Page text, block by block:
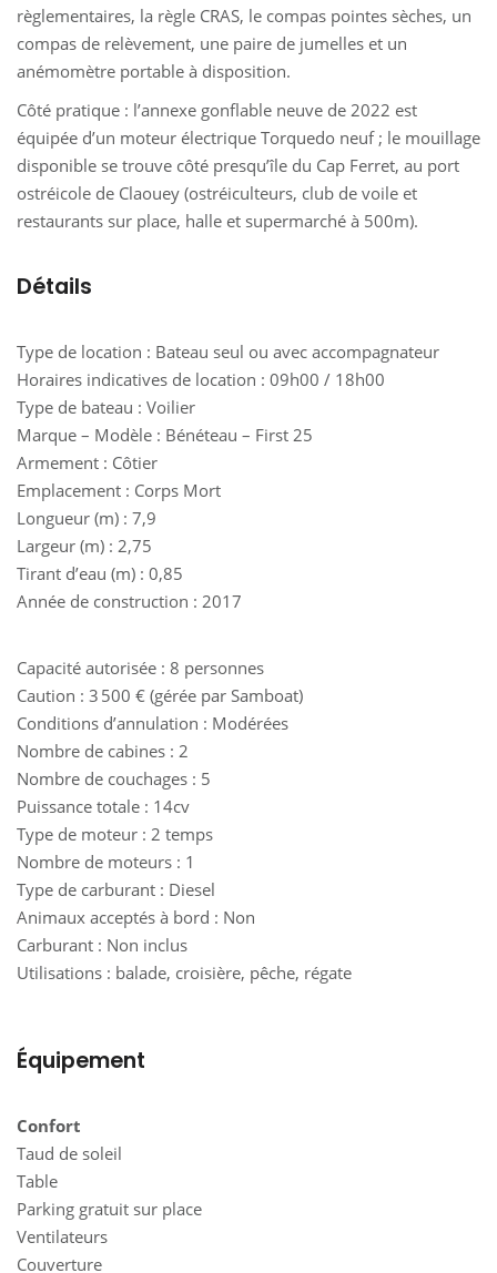
règlementaires, la règle CRAS, le compas pointes sèches, un
compas de relèvement, une paire de jumelles et un
anémomètre portable à disposition.
Côté pratique : l’annexe gonflable neuve de 2022 est
équipée d’un moteur électrique Torquedo neuf ; le mouillage
disponible se trouve côté presqu’île du Cap Ferret, au port
ostréicole de Claouey (ostréiculteurs, club de voile et
restaurants sur place, halle et supermarché à 500m).
Détails
Type de location : Bateau seul ou avec accompagnateur
Horaires indicatives de location : 09h00 / 18h00
Type de bateau : Voilier
Marque – Modèle : Bénéteau – First 25
Armement : Côtier
Emplacement : Corps Mort
Longueur (m) : 7,9
Largeur (m) : 2,75
Tirant d’eau (m) : 0,85
Année de construction : 2017
Capacité autorisée : 8 personnes
Caution : 3 500 € (gérée par Samboat)
Conditions d’annulation : Modérées
Nombre de cabines : 2
Nombre de couchages : 5
Puissance totale : 14cv
Type de moteur : 2 temps
Nombre de moteurs : 1
Type de carburant : Diesel
Animaux acceptés à bord : Non
Carburant : Non inclus
Utilisations : balade, croisière, pêche, régate
Équipement
Confort
Taud de soleil
Table
Parking gratuit sur place
Ventilateurs
Couverture